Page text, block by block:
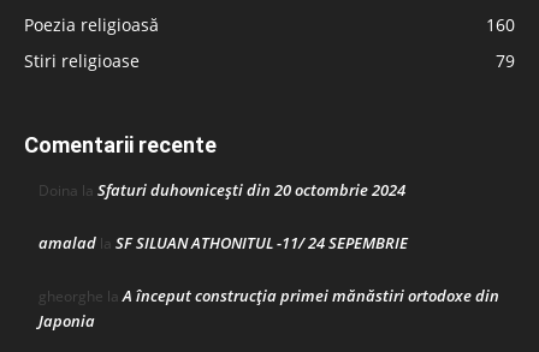
Poezia religioasă
160
Stiri religioase
79
Comentarii recente
Doina la Sfaturi duhovnicești din 20 octombrie 2024
amalad la SF SILUAN ATHONITUL -11/ 24 SEPEMBRIE
gheorghe laA început construcţia primei mănăstiri ortodoxe din
Japonia